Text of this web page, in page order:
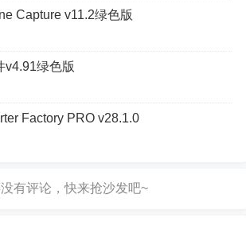
Capture v11.2绿色版
v4.91绿色版
Factory PRO v28.1.0